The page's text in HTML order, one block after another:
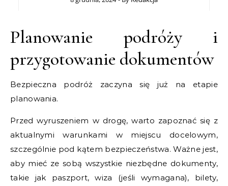
Planowanie podróży i
przygotowanie dokumentów
Bezpieczna podróż zaczyna się już na etapie
planowania.
Przed wyruszeniem w drogę, warto zapoznać się z
aktualnymi warunkami w miejscu docelowym,
szczególnie pod kątem bezpieczeństwa. Ważne jest,
aby mieć ze sobą wszystkie niezbędne dokumenty,
takie jak paszport, wiza (jeśli wymagana), bilety,